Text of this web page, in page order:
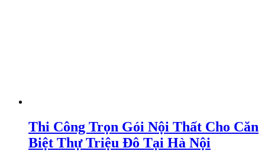
Thi Công Trọn Gói Nội Thất Cho Căn
Biệt Thự Triệu Đô Tại Hà Nội